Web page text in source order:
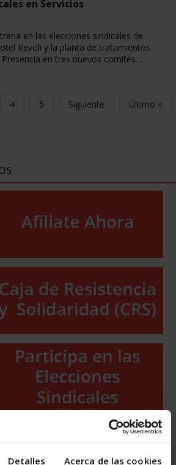
Detalles Acerca de las cookies
en Servicios
en las elecciones sindicales de
Revoli y la planta de tratamientos
en tres nuevos comités…
4 5 Siguiente Último »